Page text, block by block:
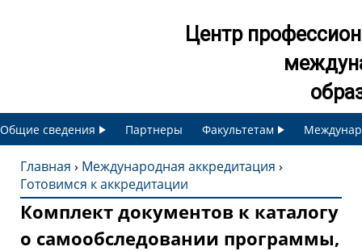
Центр
Общие сведения Партнеры Факультетам
В
ы
Главная › Международная аккредитация ›
Готовимся к аккредитации
Комплект документов к каталогу
о самообследовании программы,